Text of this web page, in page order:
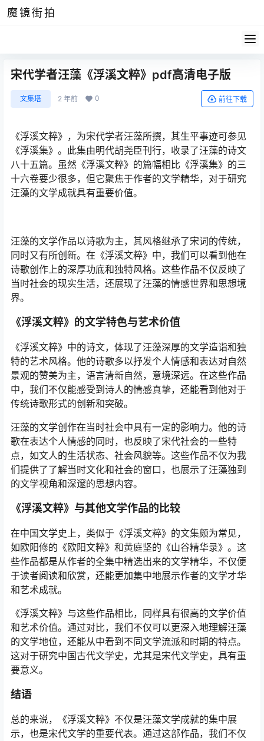
魔镜街拍
宋代学者汪藻《浮溪文粹》pdf高清电子版
文集塔 2 年前 0 前往下载
《浮溪文粹》，为宋代学者汪藻所撰，其生平事迹可参见
《浮溪集》。此集由明代胡尧臣刊行，收录了汪藻的诗文
八十五篇。虽然《浮溪文粹》的篇幅相比《浮溪集》的三
十六卷要少很多，但它聚焦于作者的文学精华，对于研究
汪藻的文学成就具有重要价值。
汪藻的文学作品以诗歌为主，其风格继承了宋词的传统，
同时又有所创新。在《浮溪文粹》中，我们可以看到他在
诗歌创作上的深厚功底和独特风格。这些作品不仅反映了
当时社会的现实生活，还展现了汪藻的情感世界和思想境
界。
《浮溪文粹》的文学特色与艺术价值
《浮溪文粹》中的诗文，体现了汪藻深厚的文学造诣和独
特的艺术风格。他的诗歌多以抒发个人情感和表达对自然
景观的赞美为主，语言清新自然，意境深远。在这些作品
中，我们不仅能感受到诗人的情感真挚，还能看到他对于
传统诗歌形式的创新和突破。
汪藻的文学创作在当时社会中具有一定的影响力。他的诗
歌在表达个人情感的同时，也反映了宋代社会的一些特
点，如文人的生活状态、社会风貌等。这些作品不仅为我
们提供了了解当时文化和社会的窗口，也展示了汪藻独到
的文学视角和深邃的思想内容。
《浮溪文粹》与其他文学作品的比较
在中国文学史上，类似于《浮溪文粹》的文集颇为常见，
如欧阳修的《欧阳文粹》和黄庭坚的《山谷精华录》。这
些作品都是从作者的全集中精选出来的文学精华，不仅便
于读者阅读和欣赏，还能更加集中地展示作者的文学才华
和艺术成就。
《浮溪文粹》与这些作品相比，同样具有很高的文学价值
和艺术价值。通过对比，我们不仅可以更深入地理解汪藻
的文学地位，还能从中看到不同文学流派和时期的特点。
这对于研究中国古代文学史，尤其是宋代文学史，具有重
要意义。
结语
总的来说，《浮溪文粹》不仅是汪藻文学成就的集中展
示，也是宋代文学的重要代表。通过这部作品，我们不仅